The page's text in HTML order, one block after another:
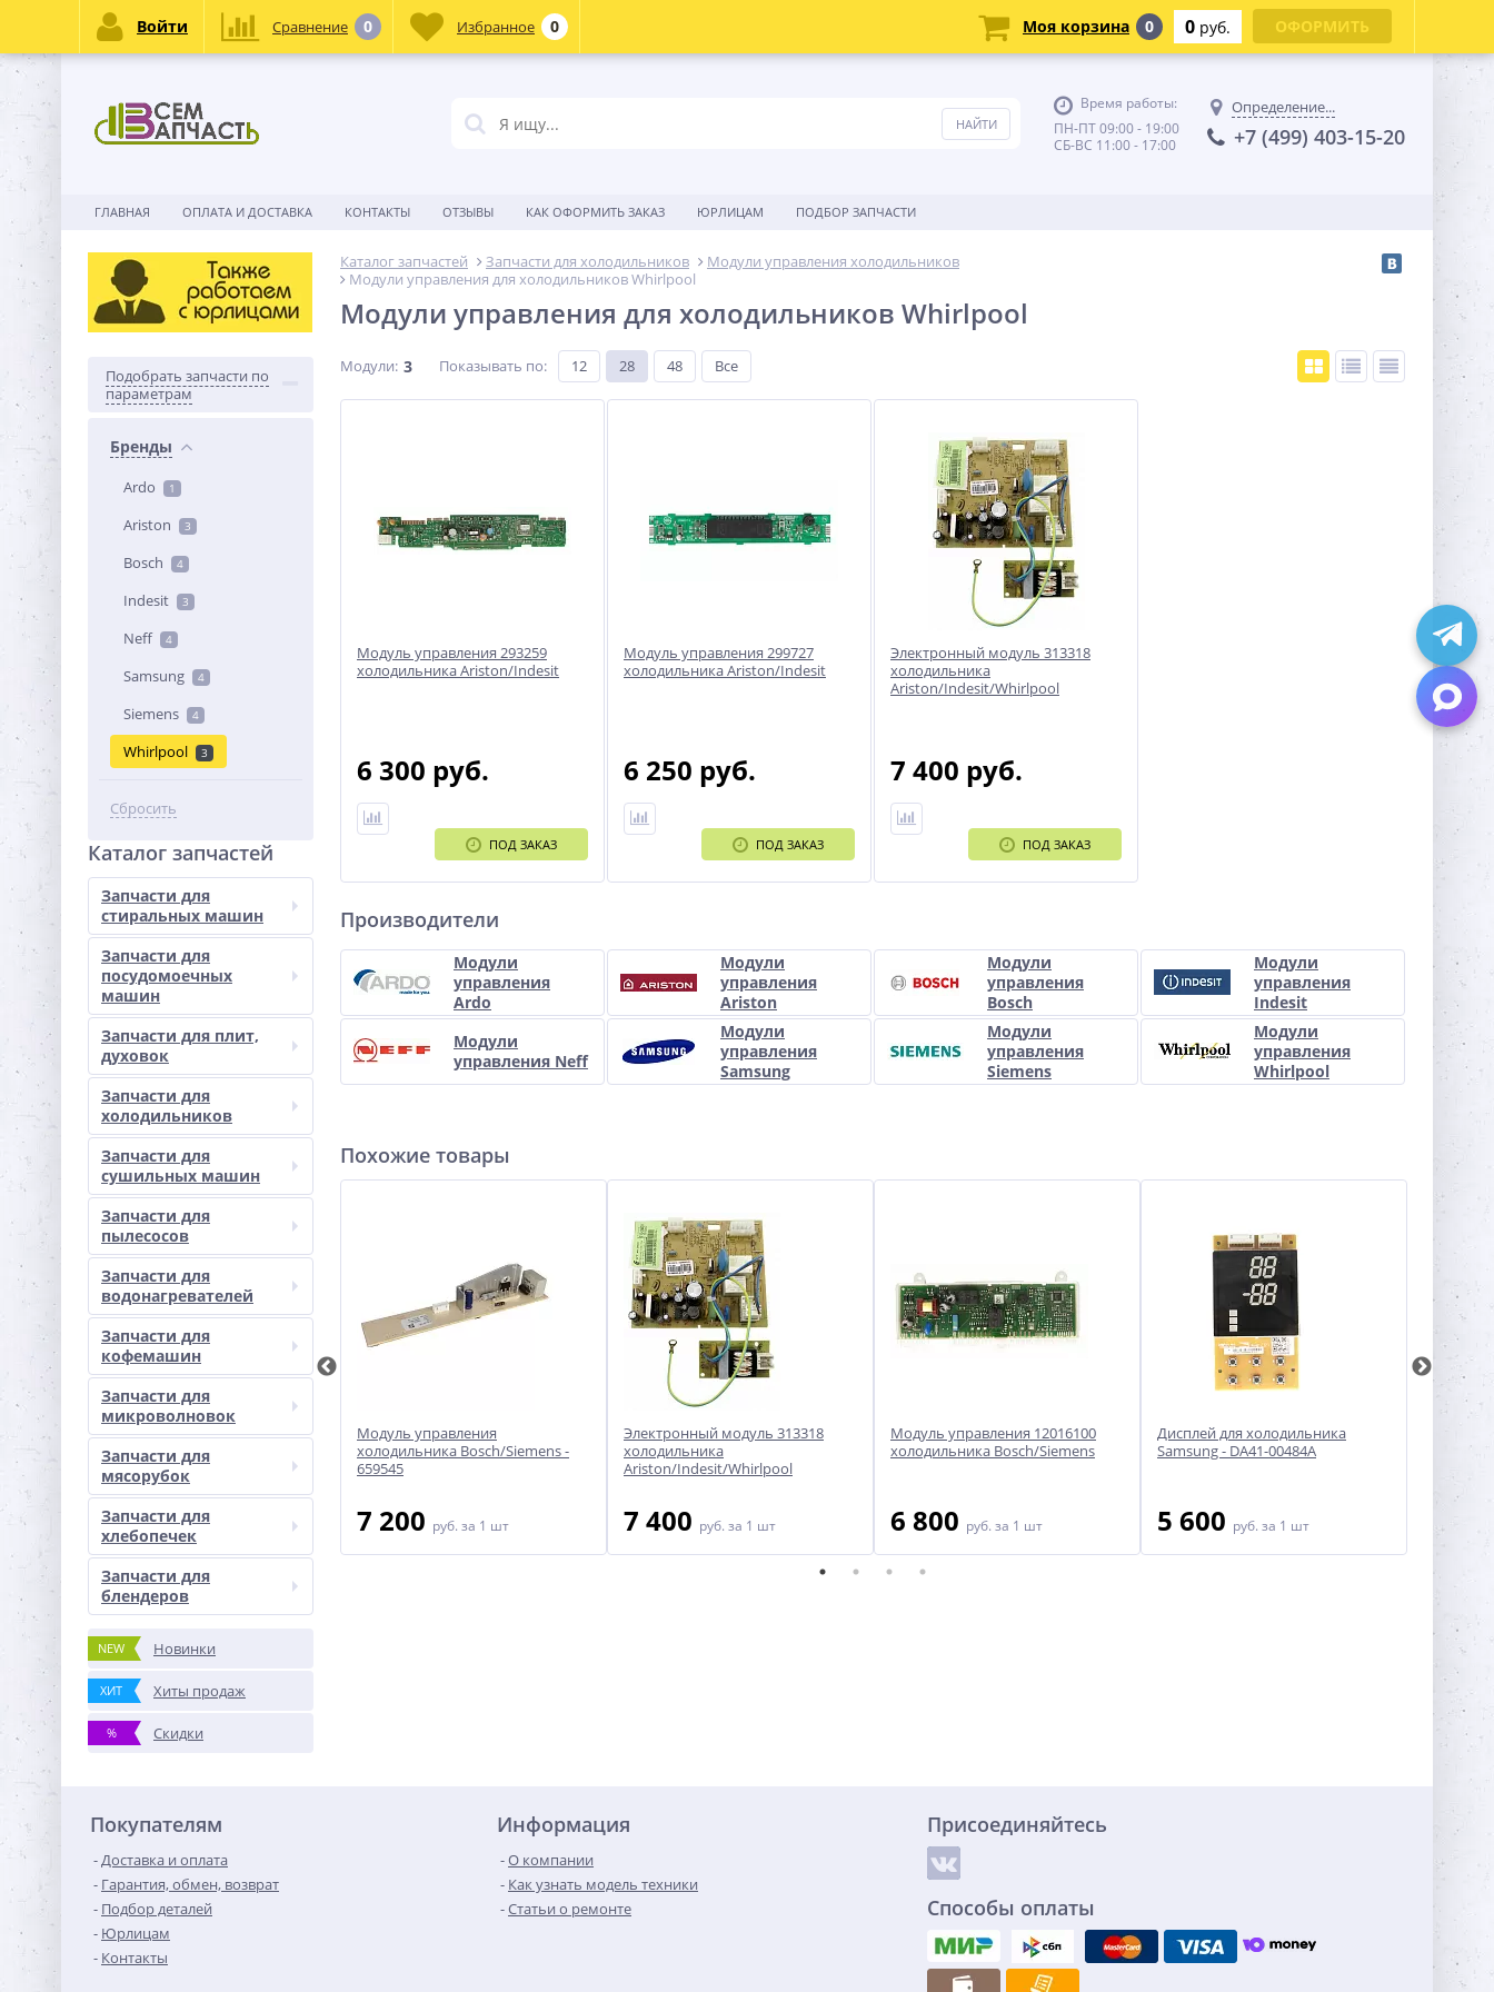
Время работы:
ПН-ПТ 09:00 - 19:00
СБ-ВС 11:00 - 17:00
Определение...
+7 (499) 403-15-20
ГЛАВНАЯ ОПЛАТА И ДОСТАВКА КОНТАКТЫ ОТЗЫВЫ КАК ОФОРМИТЬ ЗАКАЗ ЮРЛИЦАМ ПОДБОР ЗАПЧАСТИ
Подобрать запчасти по
параметрам
Бренды
Ardo 1
Ariston 3
Bosch 4
Indesit 3
Neff 4
Samsung 4
Siemens 4
Whirlpool 3
Сбросить
Каталог запчастей
Запчасти для
стиральных машин
Запчасти для
посудомоечных
машин
Запчасти для плит,
духовок
Запчасти для
холодильников
Запчасти для
сушильных машин
Запчасти для
пылесосов
Запчасти для
водонагревателей
Запчасти для
кофемашин
Запчасти для
микроволновок
Запчасти для
мясорубок
Запчасти для
хлебопечек
Запчасти для
блендеров
NEW Новинки
ХИТ Хиты продаж
% Скидки
Каталог запчастей Запчасти для холодильников
Модули управления холодильников
Модули управления для холодильников Whirlpool
Модули управления для холодильников Whirlpool
Модули: 3 Показывать по: 12 28 48 Все
Модуль управления 293259
холодильника Ariston/Indesit
6 300 руб.
ПОД ЗАКАЗ
Модуль управления 299727
холодильника Ariston/Indesit
6 250 руб.
ПОД ЗАКАЗ
Электронный модуль 313318
холодильника
Ariston/Indesit/Whirlpool
7 400 руб.
ПОД ЗАКАЗ
Производители
Модули
управления
Ardo
Модули
управления
Ariston
Модули
управления
Bosch
Модули
управления
Indesit
Модули
управления Neff
Модули
управления
Samsung
Модули
управления
Siemens
Модули
управления
Whirlpool
Похожие товары
Дисплей холодильника Haier -
0060830585D
5 200руб.за 1 шт
Модуль управления
холодильника Bosch/Siemens -
659545
7 200 руб. за 1 шт
Электронный модуль 313318
холодильника
Ariston/Indesit/Whirlpool
7 400 руб. за 1 шт
Модуль управления 12016100
холодильника Bosch/Siemens
6 800 руб. за 1 шт
Дисплей для холодильника
Samsung - DA41-00484A
5 600 руб. за 1 шт 7
Покупателям
Доставка и оплата
Гарантия, обмен, возврат
Подбор деталей
Юрлицам
Контакты
Информация
О компании
Как узнать модель техники
Статьи о ремонте
Присоединяйтесь
Способы оплаты
Войти Сравнение 0 Избранное 0 Моя корзина 0 0 руб. ОФОРМИТЬ